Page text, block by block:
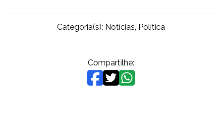
Categoria(s): Notícias Política
Compartilhe: